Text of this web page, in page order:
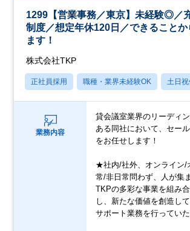
1299【営業事務／東京】未経験◎／
制度／想定年休120日／できることか
ます！
株式会社TKP
正社員採用 職種・業界未経験OK 土日
業務内容
貸会議室業界のリーディ
ある同社において、セー
をお任せします！
★社内/社外、オンライン/
常/非日常問わず、人が集
TKPの多彩な事業を組み
し、新たな価値を創造し
サポート業務を行ってい